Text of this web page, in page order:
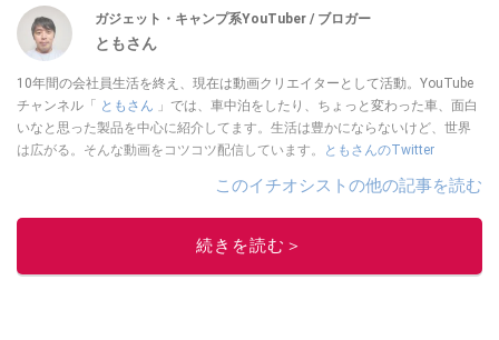
ガジェット・キャンプ系YouTuber / ブロガー
ともさん
10年間の会社員生活を終え、現在は動画クリエイターとして活動。YouTube
チャンネル「 ともさん 」では、車中泊をしたり、ちょっと変わった車、面白
いなと思った製品を中心に紹介してます。生活は豊かにならないけど、世界
は広がる。そんな動画をコツコツ配信しています。
ともさんのTwitter
このイチオシストの他の記事を読む
続きを読む＞